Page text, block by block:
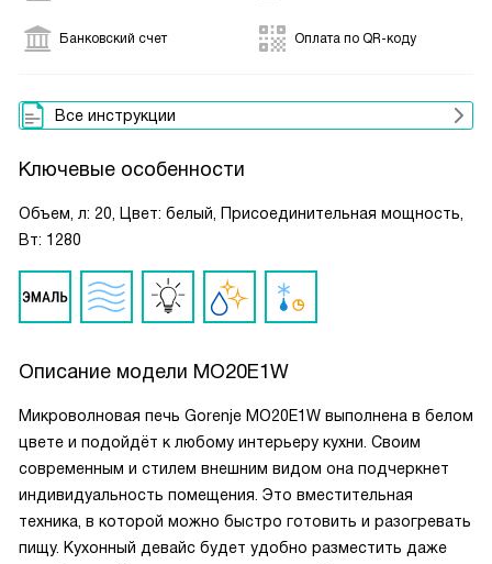
Банковский счет Оплата по QR-коду
Все инструкции
Ключевые особенности
Объем, л: 20, Цвет: белый, Присоединительная мощность,
Вт: 1280
Описание модели MO20E1W
Микроволновая печь Gorenje MO20E1W выполнена в белом
цвете и подойдёт к любому интерьеру кухни. Своим
современным и стилем внешним видом она подчеркнет
индивидуальность помещения. Это вместительная
техника, в которой можно быстро готовить и разогревать
пищу. Кухонный девайс будет удобно разместить даже